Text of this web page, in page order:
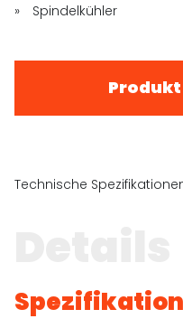
Spindelkühler
Technische